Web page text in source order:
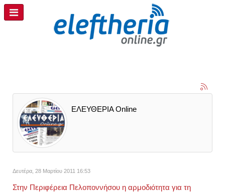
ΕΛΕΥΘΕΡΙΑ Online
Δευτέρα, 28 Μαρτίου 2011 16:53
Στην Περιφέρεια Πελοποννήσου η αρμοδιότητα για τη